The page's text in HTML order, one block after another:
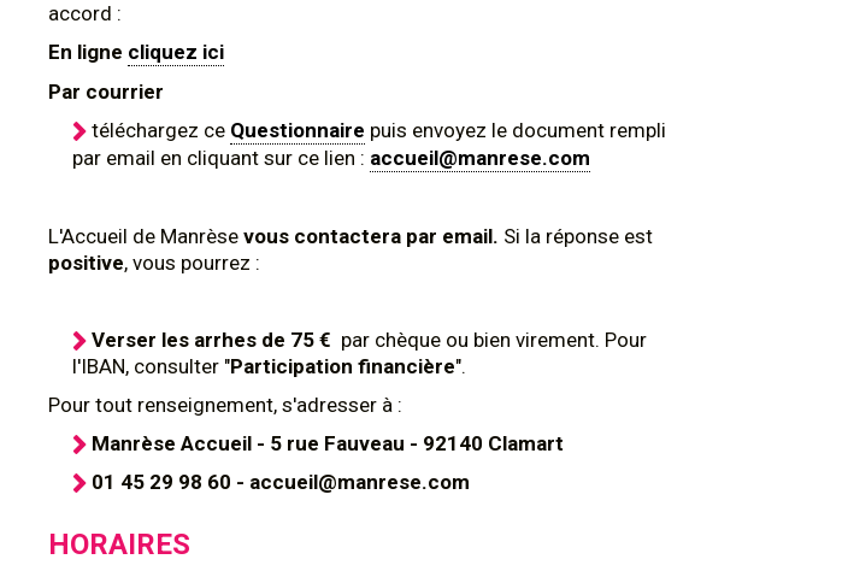
accord :
En ligne cliquez ici
Par courrier
téléchargez ce Questionnaire puis envoyez le document rempli
par email en cliquant sur ce lien : accueil@manrese.com
L'Accueil de Manrèse vous contactera par email. Si la réponse est
positive, vous pourrez :
Verser les arrhes de 75 € par chèque ou bien virement. Pour
l'IBAN, consulter "Participation financière".
Pour tout renseignement, s'adresser à :
Manrèse Accueil - 5 rue Fauveau - 92140 Clamart
01 45 29 98 60 - accueil@manrese.com
HORAIRES